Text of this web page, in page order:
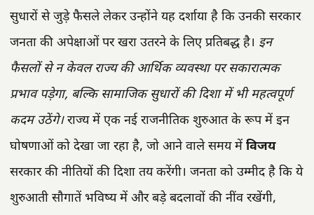
सुधारों से जुड़े फैसले लेकर उन्होंने यह दर्शाया है कि उनकी सरकार
जनता की अपेक्षाओं पर खरा उतरने के लिए प्रतिबद्ध है। इन
फैसलों से न केवल राज्य की आर्थिक व्यवस्था पर सकारात्मक
प्रभाव पड़ेगा, बल्कि सामाजिक सुधारों की दिशा में भी महत्वपूर्ण
कदम उठेंगे।राज्य में एक नई राजनीतिक शुरुआत के रूप में इन
घोषणाओं को देखा जा रहा है, जो आने वाले समय में विजय
सरकार की नीतियों की दिशा तय करेंगी। जनता को उम्मीद है कि ये
शुरुआती सौगातें भविष्य में और बड़े बदलावों की नींव रखेंगी,